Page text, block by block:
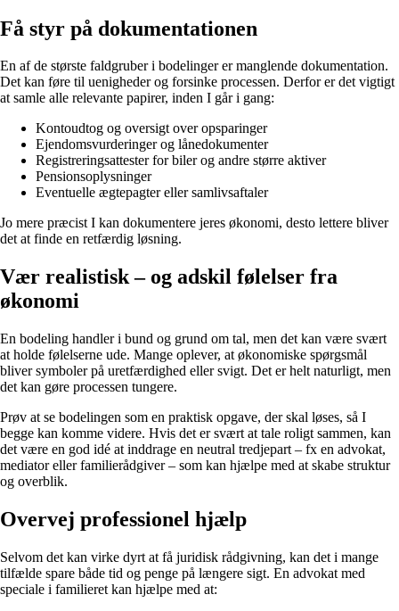
Få styr på dokumentationen
En af de største faldgruber i bodelinger er manglende dokumentation.
Det kan føre til uenigheder og forsinke processen. Derfor er det vigtigt
at samle alle relevante papirer, inden I går i gang:
Kontoudtog og oversigt over opsparinger
Ejendomsvurderinger og lånedokumenter
Registreringsattester for biler og andre større aktiver
Pensionsoplysninger
Eventuelle ægtepagter eller samlivsaftaler
Jo mere præcist I kan dokumentere jeres økonomi, desto lettere bliver
det at finde en retfærdig løsning.
Vær realistisk – og adskil følelser fra
økonomi
En bodeling handler i bund og grund om tal, men det kan være svært
at holde følelserne ude. Mange oplever, at økonomiske spørgsmål
bliver symboler på uretfærdighed eller svigt. Det er helt naturligt, men
det kan gøre processen tungere.
Prøv at se bodelingen som en praktisk opgave, der skal løses, så I
begge kan komme videre. Hvis det er svært at tale roligt sammen, kan
det være en god idé at inddrage en neutral tredjepart – fx en advokat,
mediator eller familierådgiver – som kan hjælpe med at skabe struktur
og overblik.
Overvej professionel hjælp
Selvom det kan virke dyrt at få juridisk rådgivning, kan det i mange
tilfælde spare både tid og penge på længere sigt. En advokat med
speciale i familieret kan hjælpe med at: